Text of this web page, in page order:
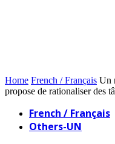
Home French / Français Un
propose de rationaliser des
French / Français
Others-UN